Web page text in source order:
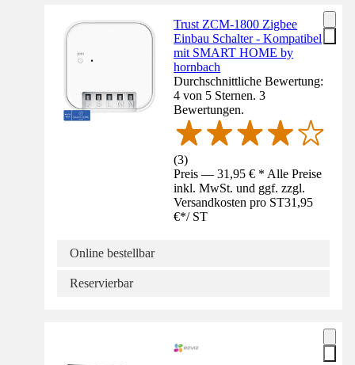
Trust ZCM-1800 Zigbee
Einbau Schalter - Kompatibel
mit SMART HOME by
hornbach
Durchschnittliche Bewertung:
4 von 5 Sternen. 3
Bewertungen.
(3)
Preis — 31,95 € * Alle Preise
inkl. MwSt. und ggf. zzgl.
Versandkosten pro ST31,95
€*/ ST
Online bestellbar
Reservierbar